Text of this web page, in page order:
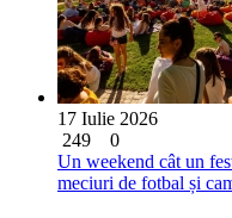
17 Iulie 2026
249
0
Un weekend cât un
meciuri de fotbal și